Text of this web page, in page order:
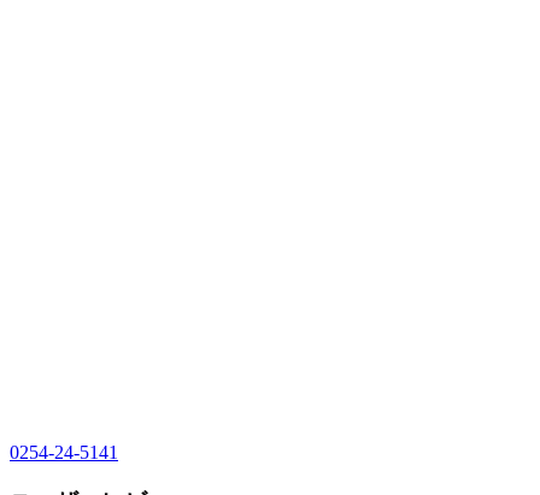
0254-24-5141